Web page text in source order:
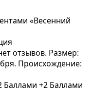
«Весенний
отзывов. Размер:
Происхождение:
Баллами +2 Баллами